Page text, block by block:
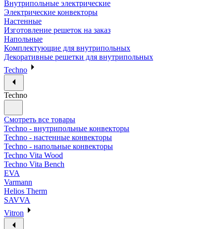
Внутрипольные электрические
Электрические конвекторы
Настенные
Изготовление решеток на заказ
Напольные
Комплектующие для внутрипольных
Декоративные решетки для внутрипольных
Techno
Techno
Смотреть все товары
Techno - внутрипольные конвекторы
Techno - настенные конвекторы
Techno - напольные конвекторы
Techno Vita Wood
Techno Vita Bench
EVA
Varmann
Helios Therm
SAVVA
Vitron